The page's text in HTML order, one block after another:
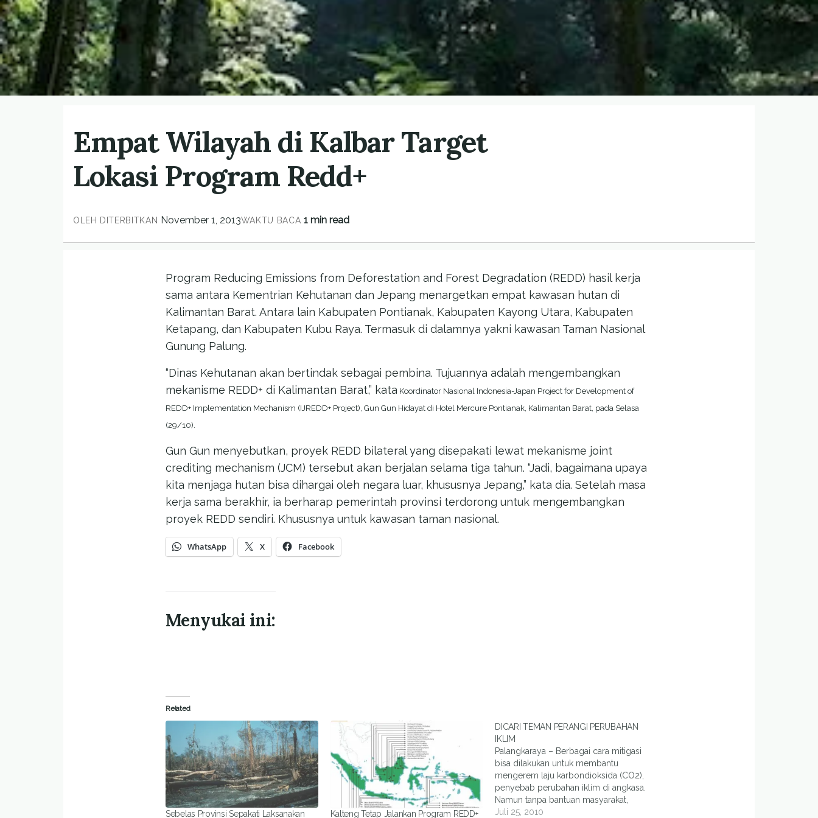
Empat Wilayah di Kalbar Target
Lokasi Program Redd+
OLEH DITERBITKAN November 1, 2013WAKTU BACA 1 min read
Program Reducing Emissions from Deforestation and Forest Degradation (REDD) hasil kerja
sama antara Kementrian Kehutanan dan Jepang menargetkan empat kawasan hutan di
Kalimantan Barat. Antara lain Kabupaten Pontianak, Kabupaten Kayong Utara, Kabupaten
Ketapang, dan Kabupaten Kubu Raya. Termasuk di dalamnya yakni kawasan Taman Nasional
Gunung Palung.
“Dinas Kehutanan akan bertindak sebagai pembina. Tujuannya adalah mengembangkan
mekanisme REDD+ di Kalimantan Barat,” kata Koordinator Nasional Indonesia-Japan Project for Development of
REDD+ Implementation Mechanism (IJREDD+ Project), Gun Gun Hidayat di Hotel Mercure Pontianak, Kalimantan Barat, pada Selasa
(29/10).
Gun Gun menyebutkan, proyek REDD bilateral yang disepakati lewat mekanisme joint
crediting mechanism (JCM) tersebut akan berjalan selama tiga tahun. “Jadi, bagaimana upaya
kita menjaga hutan bisa dihargai oleh negara luar, khususnya Jepang,” kata dia. Setelah masa
kerja sama berakhir, ia berharap pemerintah provinsi terdorong untuk mengembangkan
proyek REDD sendiri. Khususnya untuk kawasan taman nasional.
WhatsApp X Facebook
Menyukai ini:
Related
Sebelas Provinsi Sepakati Laksanakan
Kalteng Tetap Jalankan Program REDD+
DICARI TEMAN PERANGI PERUBAHAN
IKLIM
Palangkaraya – Berbagai cara mitigasi
bisa dilakukan untuk membantu
mengerem laju karbondioksida (CO2),
penyebab perubahan iklim di angkasa.
Namun tanpa bantuan masyarakat,
upaya tersebut ibarat menyiapkan
Juli 25, 2010